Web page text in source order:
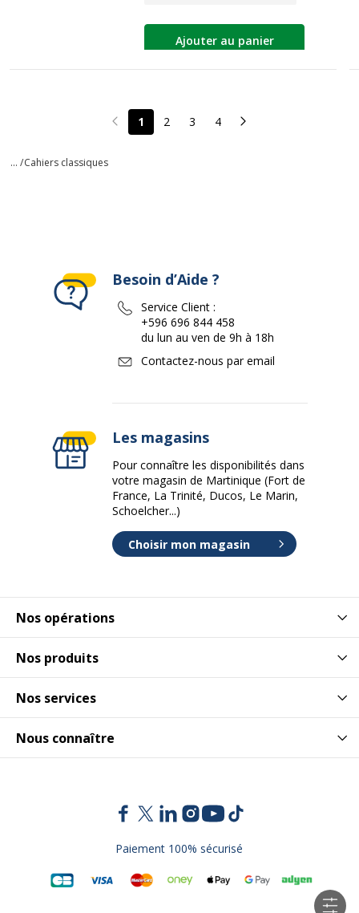
Ajouter au panier
Page précédente
1 2 3 4 Page suivante
... /Cahiers classiques
Nos opérations
Nos produits
Nos services
Nous connaître
Besoin d’Aide ?
Service Client :
+596 696 844 458
du lun au ven de 9h à 18h
Contactez-nous par email
Les magasins
Pour connaître les disponibilités dans
votre magasin de Martinique (Fort de
France, La Trinité, Ducos, Le Marin,
Schoelcher...)
Choisir mon magasin
Paiement 100% sécurisé